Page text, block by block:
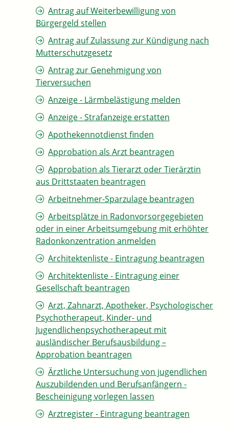
Antrag auf Weiterbewilligung von
Bürgergeld stellen
Antrag auf Zulassung zur Kündigung nach
Mutterschutzgesetz
Antrag zur Genehmigung von
Tierversuchen
Anzeige - Lärmbelästigung melden
Anzeige - Strafanzeige erstatten
Apothekennotdienst finden
Approbation als Arzt beantragen
Approbation als Tierarzt oder Tierärztin
aus Drittstaaten beantragen
Arbeitnehmer-Sparzulage beantragen
Arbeitsplätze in Radonvorsorgegebieten
oder in einer Arbeitsumgebung mit erhöhter
Radonkonzentration anmelden
Architektenliste - Eintragung beantragen
Architektenliste - Eintragung einer
Gesellschaft beantragen
Arzt, Zahnarzt, Apotheker, Psychologischer
Psychotherapeut, Kinder- und
Jugendlichenpsychotherapeut mit
ausländischer Berufsausbildung –
Approbation beantragen
Ärztliche Untersuchung von jugendlichen
Auszubildenden und Berufsanfängern -
Bescheinigung vorlegen lassen
Arztregister - Eintragung beantragen